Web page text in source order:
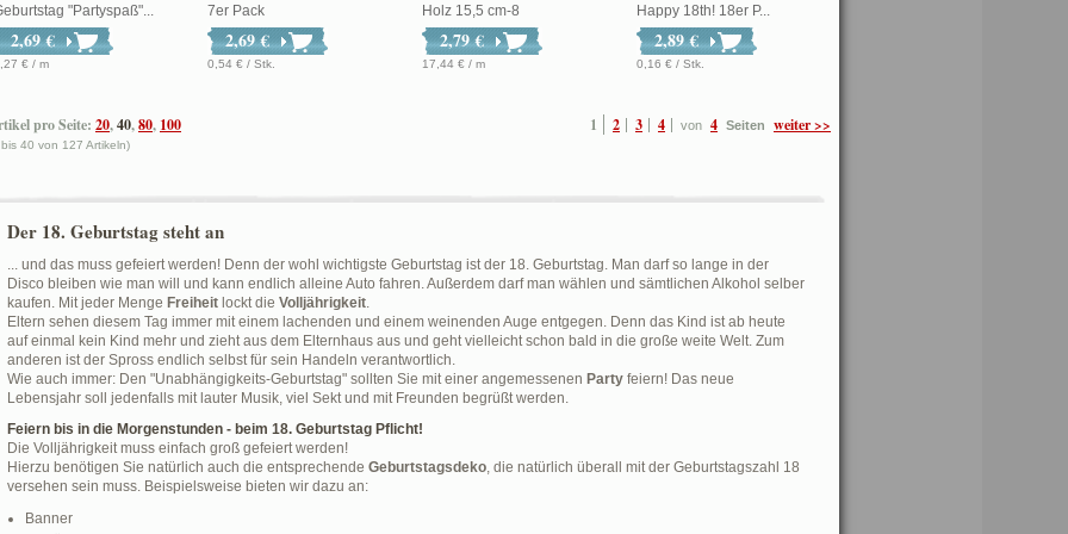
"Partyspaß"...
2,69 €
€ / m
7er Pack
2,69 €
0,54 € / Stk.
Holz 15,5 cm-8
2,79 €
17,44 € / m
Happy 18th! 18er P...
2,89 €
0,16 € / Stk.
pro Seite: 20,40,80, 100
40 von 127 Artikeln)
1 2 3 4 von 4 Seiten weiter >>
Der 18. Geburtstag steht an
... und das muss gefeiert werden! Denn der wohl wichtigste Geburtstag ist der 18. Geburtstag. Man darf so lange in der
Disco bleiben wie man will und kann endlich alleine Auto fahren. Außerdem darf man wählen und sämtlichen Alkohol selber
kaufen. Mit jeder Menge Freiheit lockt die Volljährigkeit.
Eltern sehen diesem Tag immer mit einem lachenden und einem weinenden Auge entgegen. Denn das Kind ist ab heute
auf einmal kein Kind mehr und zieht aus dem Elternhaus aus und geht vielleicht schon bald in die große weite Welt. Zum
anderen ist der Spross endlich selbst für sein Handeln verantwortlich.
Wie auch immer: Den "Unabhängigkeits-Geburtstag" sollten Sie mit einer angemessenen Party feiern! Das neue
Lebensjahr soll jedenfalls mit lauter Musik, viel Sekt und mit Freunden begrüßt werden.
Feiern bis in die Morgenstunden - beim 18. Geburtstag Pflicht!
Die Volljährigkeit muss einfach groß gefeiert werden!
Hierzu benötigen Sie natürlich auch die entsprechende Geburtstagsdeko, die natürlich überall mit der Geburtstagszahl 18
versehen sein muss. Beispielsweise bieten wir dazu an:
Banner